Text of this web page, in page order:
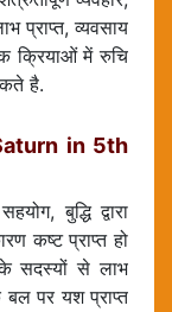
प्राप्त, व्यवसाय
क्रियाओं में रुचि
है.
in 5th
बुद्धि द्वारा
कष्ट प्राप्त हो
सदस्यों से लाभ
बल पर यश प्राप्त